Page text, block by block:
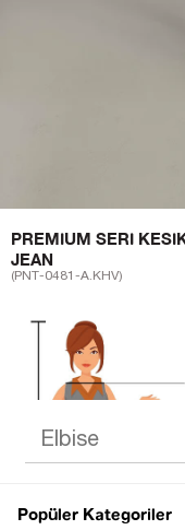
PREMIUM SERI
JEAN
(PNT-0481-A.KHV)
Popüler Kategoriler